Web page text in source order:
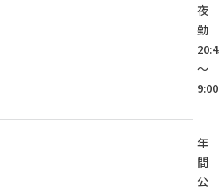
夜
勤
～
9:00
年
間
公